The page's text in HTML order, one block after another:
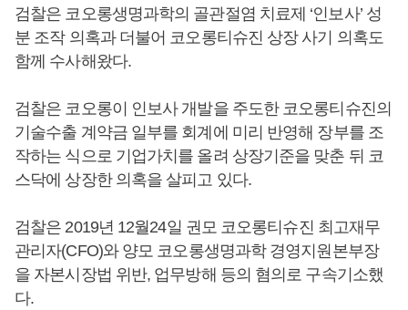
검찰은 코오롱생명과학의 골관절염 치료제 ‘인보사’ 성
분 조작 의혹과 더불어 코오롱티슈진 상장 사기 의혹도
함께 수사해왔다.
검찰은 코오롱이 인보사 개발을 주도한 코오롱티슈진의
기술수출 계약금 일부를 회계에 미리 반영해 장부를 조
작하는 식으로 기업가치를 올려 상장기준을 맞춘 뒤 코
스닥에 상장한 의혹을 살피고 있다.
검찰은 2019년 12월24일 권모 코오롱티슈진 최고재무
관리자(CFO)와 양모 코오롱생명과학 경영지원본부장
을 자본시장법 위반, 업무방해 등의 혐의로 구속기소했
다.